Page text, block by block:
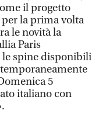
il progetto
la prima volta
le novità la
Paris
le spine disponibili
5
italiano con